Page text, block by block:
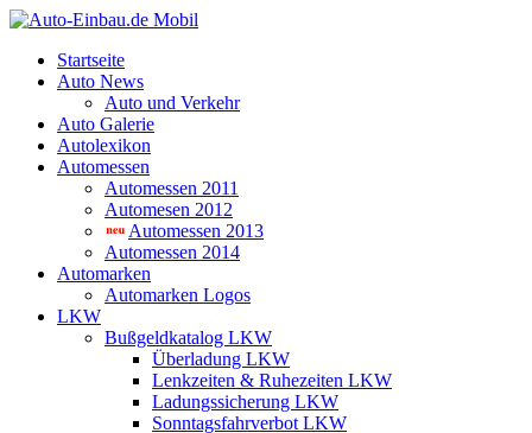
Startseite
Auto News
Auto und Verkehr
Auto Galerie
Autolexikon
Automessen
Automessen 2011
Automesen 2012
Automessen 2013
Automessen 2014
Automarken
Automarken Logos
LKW
Bußgeldkatalog LKW
Überladung LKW
Lenkzeiten & Ruhezeiten LKW
Ladungssicherung LKW
Sonntagsfahrverbot LKW